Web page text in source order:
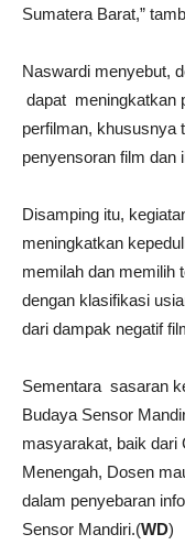
Sumatera Barat,”
Naswardi menyebut,
dapat meningkatkan
perfilman, khususnya
penyensoran film dan
Disamping itu,
meningkatkan
memilah dan memilih
dengan klasifikasi
dari dampak negatif
Sementara sasaran
Budaya Sensor
masyarakat, baik dari
Menengah, Dosen
dalam penyebaran
Sensor Mandiri.(WD)